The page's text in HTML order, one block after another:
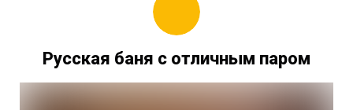
Русская баня с отличным паром